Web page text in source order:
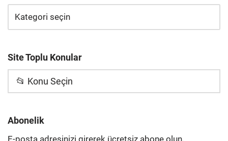
Site Toplu Konular
📂 Konu Seçin
Abonelik